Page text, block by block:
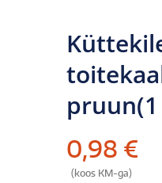
0,98 €
(koos KM-ga)